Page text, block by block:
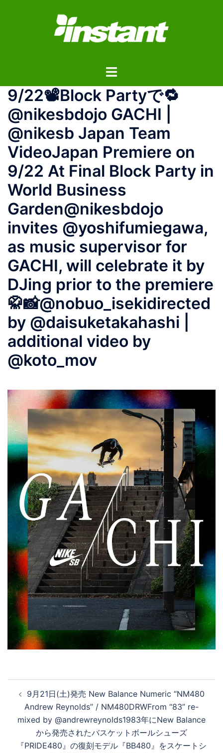
ス
ト
ル
メ
ニ
ュ
ー
9/22📽️Block Partyで🔁
@nikesbdojo GACHI |
@nikesb Japan Team
VideoJapan Premiere on
9/22 At Final Block Party in
World Business
Garden@nikesbdojo
invites @yoshifumiegawa,
as music supervisor for
GACHI, will celebrate it by
DJing prior to the premiere
🥋📸@nobuo_isekidirected
by @daisuketakahashi |
additional video by
@koto_mov
ビ
9月21日(土)発売 New Balance Numeric “NM480
Andrew Reynolds” / NM480DRWFrom “83” re-
mixed by @andrewreynolds1983年にNew Balance
から発売されたバスケットボールシューズ
『PRIDE480』の復刻モデル『BB480』をスケートシ